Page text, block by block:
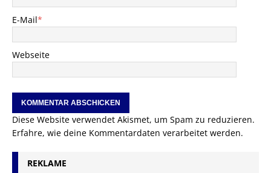
E-Mail*
Webseite
Diese Website verwendet Akismet, um Spam zu reduzieren.
Erfahre, wie deine Kommentardaten verarbeitet werden.
REKLAME